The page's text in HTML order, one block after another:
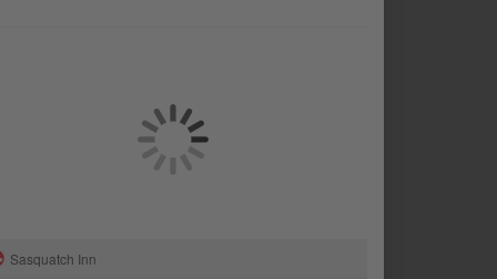
Sasquatch Inn